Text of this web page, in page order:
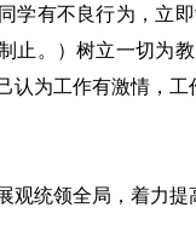
学有不良行为，立
止。）树立一切为
认为工作有激情，工
观统领全局，着力提